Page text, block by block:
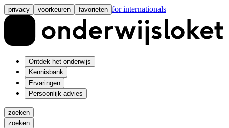
privacy voorkeuren favorieten for internationals
Ontdek het onderwijs
Kennisbank
Ervaringen
Persoonlijk advies
zoeken
zoeken